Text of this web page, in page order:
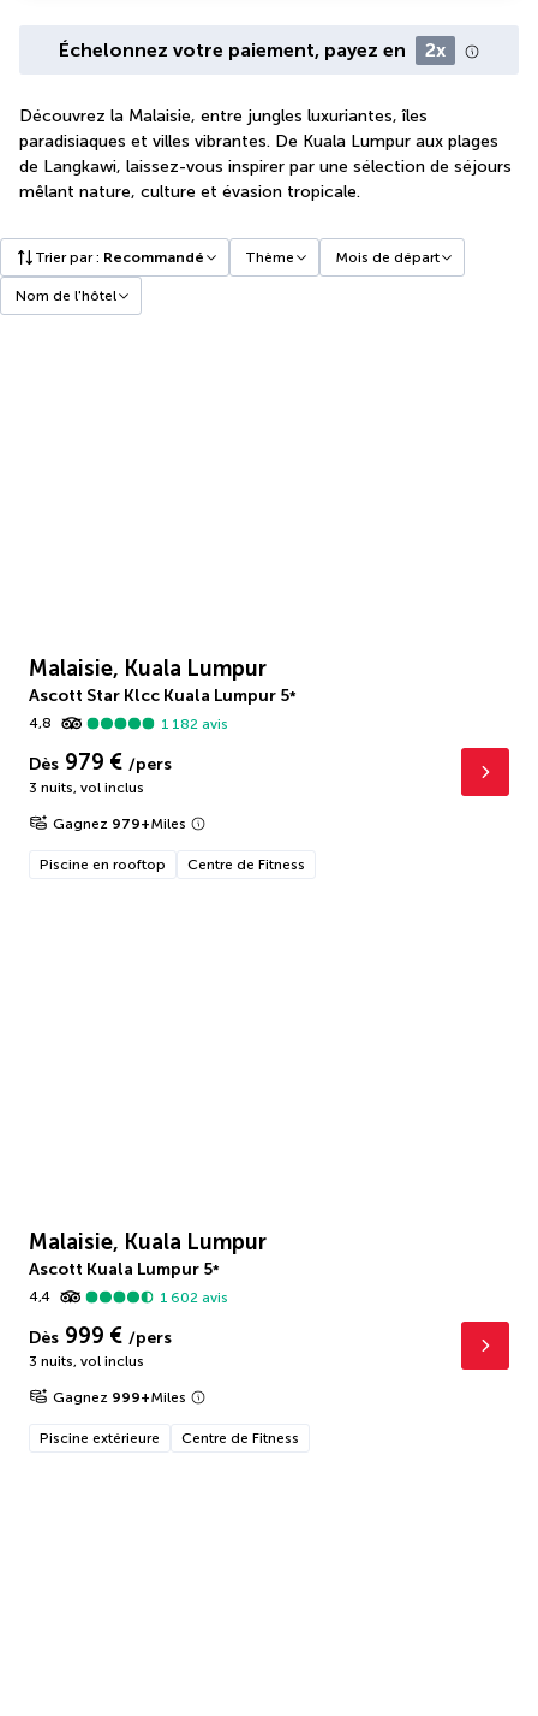
Échelonnez votre paiement, payez en 2x
Découvrez la Malaisie, entre jungles luxuriantes, îles
paradisiaques et villes vibrantes. De Kuala Lumpur aux plages
de Langkawi, laissez-vous inspirer par une sélection de séjours
mêlant nature, culture et évasion tropicale.
Trier par: Recommandé Thème Mois de départ
Nom de l'hôtel
Malaisie, Kuala Lumpur
Ascott Star Klcc Kuala Lumpur 5*
4,8
1 182 avis
Dès 979 € /pers
3 nuits, vol inclus
Gagnez 979+Miles
Piscine en rooftop Centre de Fitness
Malaisie, Kuala Lumpur
Ascott Kuala Lumpur 5*
4,4
1 602 avis
Dès 999 € /pers
3 nuits, vol inclus
Gagnez 999+Miles
Piscine extérieure Centre de Fitness